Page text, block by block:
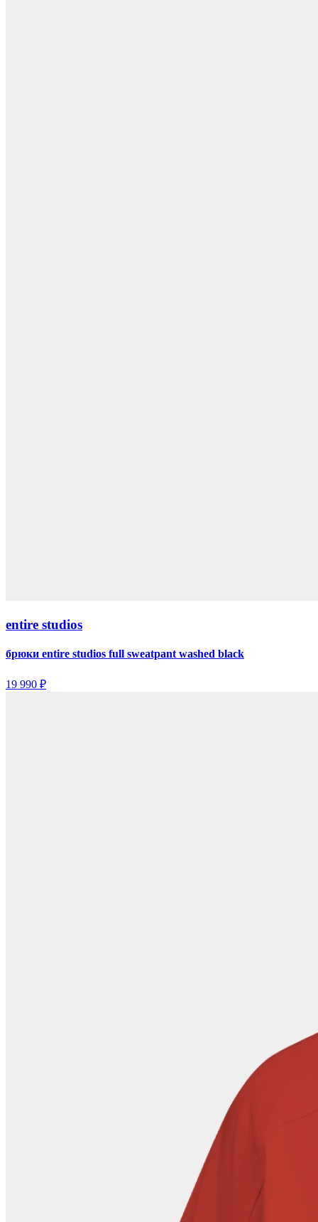
entire studios
брюки entire studios full sweatpant washed black
19 990 ₽